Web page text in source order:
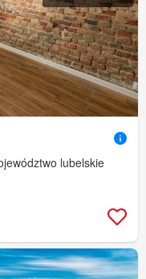
lubelskie